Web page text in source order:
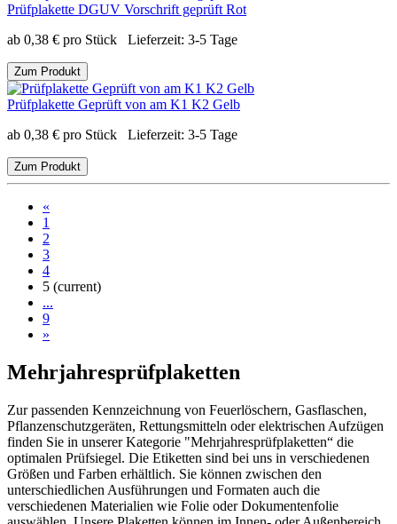
Prüfplakette DGUV Vorschrift geprüft Rot
ab 0,38 € pro Stück Lieferzeit: 3-5 Tage
Zum Produkt
Prüfplakette Geprüft von am K1 K2 Gelb
ab 0,38 € pro Stück Lieferzeit: 3-5 Tage
Zum Produkt
«
1
2
3
4
5 (current)
...
9
»
Mehrjahresprüfplaketten
Zur passenden Kennzeichnung von Feuerlöschern, Gasflaschen,
Pflanzenschutzgeräten, Rettungsmitteln oder elektrischen Aufzügen
finden Sie in unserer Kategorie "Mehrjahresprüfplaketten“ die
optimalen Prüfsiegel. Die Etiketten sind bei uns in verschiedenen
Größen und Farben erhältlich. Sie können zwischen den
unterschiedlichen Ausführungen und Formaten auch die
verschiedenen Materialien wie Folie oder Dokumentenfolie